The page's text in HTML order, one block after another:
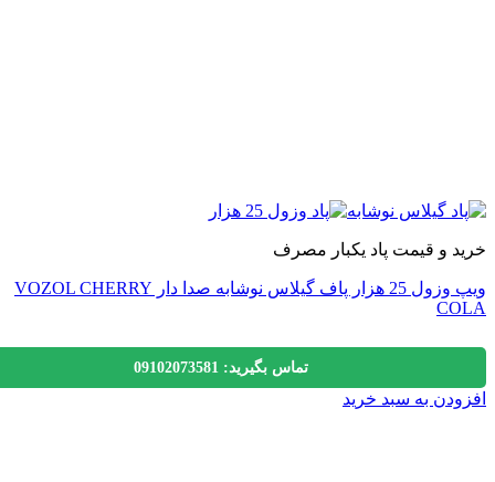
و قیمت پاد یکبار مصرف
ویپ وزول 25 هزار پاف گیلاس نوشابه صدا دار VOZOL CHERRY
تماس بگیرید: 09102073581
به سبد خرید